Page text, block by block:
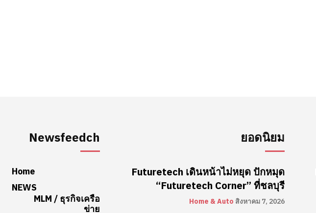
Newsfeedch
Home
NEWS
MLM / ธุรกิจเครือ
ข่าย
ยอดนิยม
Futuretech เดินหน้าไม่หยุด ปักหมุด
“Futuretech Corner” ที่ชลบุรี
Home & Auto สิงหาคม 7, 2026